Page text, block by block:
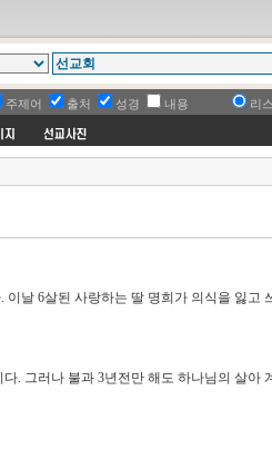
주제어 출처 성경 내용 리
날 6살된 사랑하는 딸 명희가 의식을 잃고
. 그러나 불과 3년전만 해도 하나님의 살아